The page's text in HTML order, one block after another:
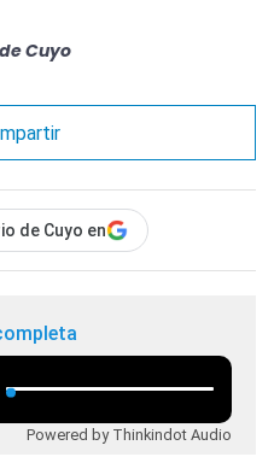
Cuyo
de Cuyo en
Powered by Thinkindot Audio